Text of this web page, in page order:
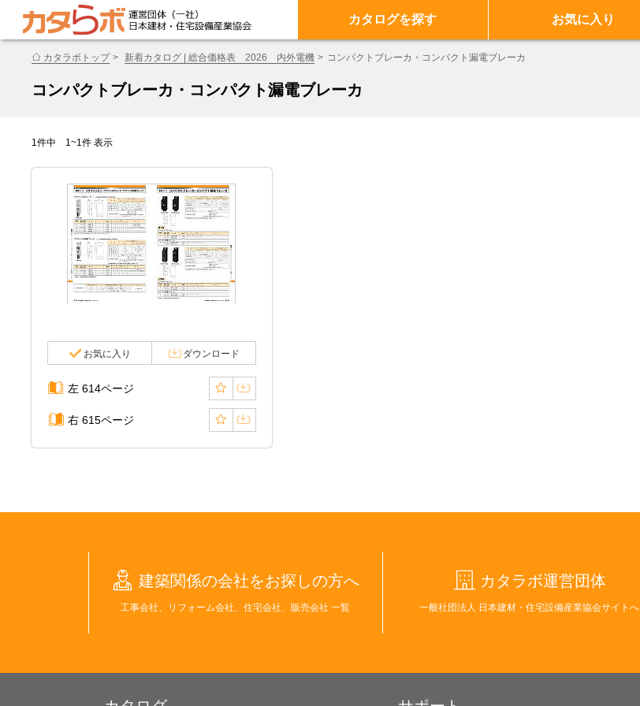
カタログを探す お気に入り
カタラボトップ 新着カタログ | 総合価格表 2026 内外電機 コンパクトブレーカ・コンパクト漏電ブレーカ
コンパクトブレーカ・コンパクト漏電ブレーカ
1件中 1~1件 表示
お気に入り ダウンロード
左 614ページ
右 615ページ
建築関係の会社をお探しの方へ
工事会社、リフォーム会社、住宅会社、販売会社 一覧
カタラボ運営団体
一般社団法人 日本建材・住宅設備産業協会サイトへ